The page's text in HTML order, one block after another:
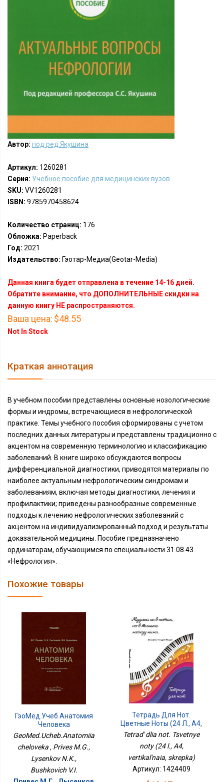
Автор: под ред.Якушина
Артикул: 1260281
Серия: Учебное пособие для медицинских вузов
SKU: VV1260281
ISBN: 9785970458624
Количество страниц: 176
Обложка: Paperback
Год: 2021
Издательство: Гэотар-Медиа(Geotar-Media)
Данная книга будет отправлена в течение 14-16 дней.
Обратите внимание, что ДОПОЛНИТЕЛЬНЫЕ скидки на
данную книгу НЕ распространяются.
Ваша цена: $48.55
Not In Stock
Краткая аннотация
В учебном пособии представлены основные нозологические
формы и индромы, встречающиеся в нефрологической
практике. Темы учебного пособия сформированы с учетом
последних данных литературы и представлены традиционно с
акцентом на современную терминологию и классификацию
заболеваний. В книге широко обсуждаются вопросы
дифференциальной диагностики, приводятся материалы по
наиболее актуальным нефрологическим синдромам и
заболеваниям, включая методы диагностики, лечения и
профилактики; приведены разнообразные современные
подходы к лечению нефрологических заболеваний с
акцентом на индивидуализированный подход и результаты
доказательной медицины. Пособие предназначено
ординаторам, обучающимся по специальности 31.08.43
«Нефрология».
Похожие товары
ГэоМед.Учеб.Анатомия
Человека
GeoMed.Ucheb.Anatomiia
cheloveka , Prives M.G.,
Lysenkov N.K.,
Bushkovich V.I.
Тетрадь Для Нот.
Цветные Ноты (24 Л., А4,
Вертикальная, Скрепка)
Tetrad' dlia not. Tsvetnye
noty (24 l., A4,
vertikal'naia, skrepka)
Артикул: 1424409